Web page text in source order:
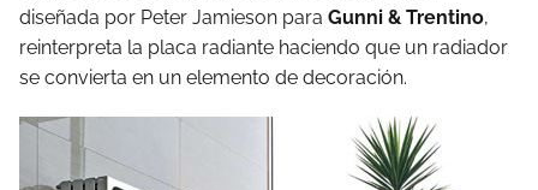
diseñada por Peter Jamieson para Gunni & Trentino,
reinterpreta la placa radiante haciendo que un radiador
se convierta en un elemento de decoración.